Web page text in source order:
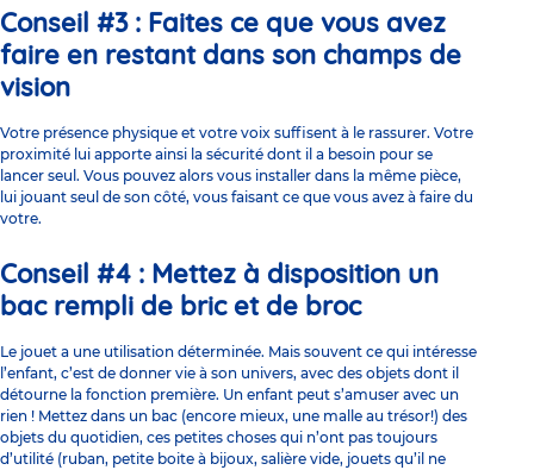
Conseil #3 : Faites ce que vous avez
faire en restant dans son champs de
vision
Votre présence physique et votre voix suffisent à le rassurer. Votre
proximité lui apporte ainsi la sécurité dont il a besoin pour se
lancer seul. Vous pouvez alors vous installer dans la même pièce,
lui jouant seul de son côté, vous faisant ce que vous avez à faire du
votre.
Conseil #4 : Mettez à disposition un
bac rempli de bric et de broc
Le jouet a une utilisation déterminée. Mais souvent ce qui intéresse
l’enfant, c’est de donner vie à son univers, avec des objets dont il
détourne la fonction première. Un enfant peut s’amuser avec un
rien ! Mettez dans un bac (encore mieux, une malle au trésor!) des
objets du quotidien, ces petites choses qui n’ont pas toujours
d’utilité (ruban, petite boite à bijoux, salière vide, jouets qu’il ne